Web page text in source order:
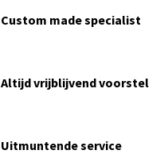
Custom made specialist
Altijd vrijblijvend voorstel
Uitmuntende service